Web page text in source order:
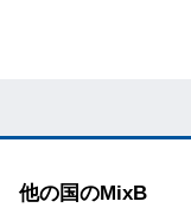
他の国のMixB